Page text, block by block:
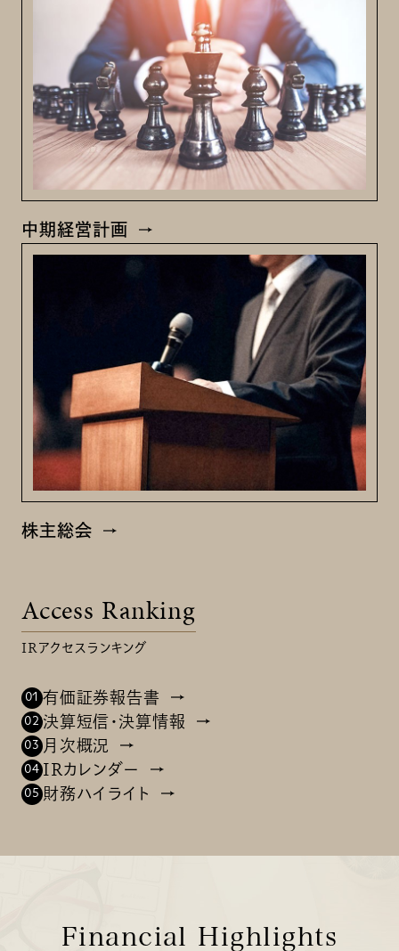
中期経営計画
株主総会
IRアクセスランキング
Access Ranking
有価証券報告書
決算短信・決算情報
月次概況
IRカレンダー
財務ハイライト
Financial Highlights